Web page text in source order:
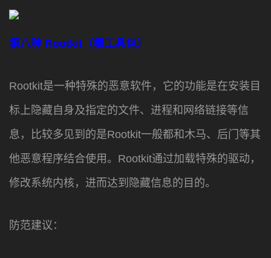
第八种 Rootkit（根工具包）
Rootkit是一种特殊的恶意软件，它的功能是在安装目
标上隐藏自身及指定的文件、进程和网络链接等信
息，比较多见到的是Rootkit一般都和木马、后门等其
他恶意程序结合使用。Rootkit通过加载特殊的驱动，
修改系统内核，进而达到隐藏信息的目的。
防范建议：